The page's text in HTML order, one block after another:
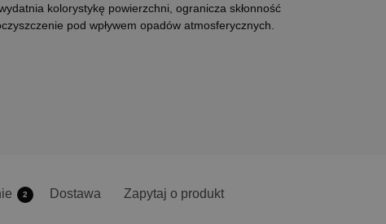
kolorystykę powierzchni, ogranicza skłonność
pod wpływem opadów atmosferycznych.
2 Dostawa Zapytaj o produkt